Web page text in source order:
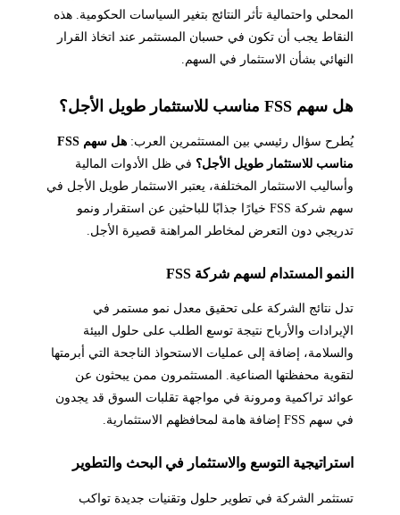
المحلي واحتمالية تأثر النتائج بتغير السياسات الحكومية. هذه
النقاط يجب أن تكون في حسبان المستثمر عند اتخاذ القرار
النهائي بشأن الاستثمار في السهم.
هل سهم FSS مناسب للاستثمار طويل الأجل؟
يُطرح سؤال رئيسي بين المستثمرين العرب:
هل سهم FSS
مناسب للاستثمار طويل الأجل؟في ظل الأدوات المالية
وأساليب الاستثمار المختلفة، يعتبر الاستثمار طويل الأجل في
سهم شركة FSS خيارًا جذابًا للباحثين عن استقرار ونمو
تدريجي دون التعرض لمخاطر المراهنة قصيرة الأجل.
النمو المستدام لسهم شركة FSS
تدل نتائج الشركة على تحقيق معدل نمو مستمر في
الإيرادات والأرباح نتيجة توسع الطلب على حلول البيئة
والسلامة، إضافة إلى عمليات الاستحواذ الناجحة التي أبرمتها
لتقوية محفظتها الصناعية. المستثمرون ممن يبحثون عن
عوائد تراكمية ومرونة في مواجهة تقلبات السوق قد يجدون
في سهم FSS إضافة هامة لمحافظهم الاستثمارية.
استراتيجية التوسع والاستثمار في البحث والتطوير
تستثمر الشركة في تطوير حلول وتقنيات جديدة تواكب